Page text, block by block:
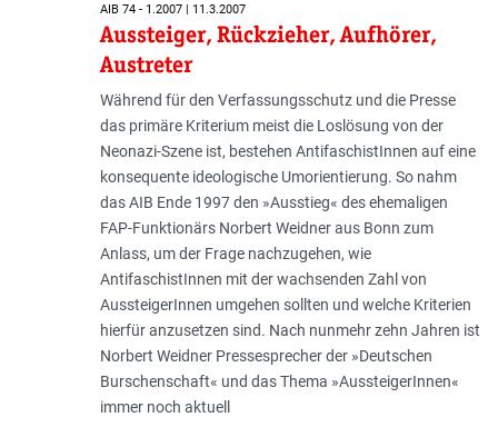
AIB 74 - 1.2007 | 11.3.2007
Aussteiger, Rückzieher, Aufhörer,
Austreter
Während für den Verfassungsschutz und die Presse
das primäre Kriterium meist die Loslösung von der
Neonazi-Szene ist, bestehen AntifaschistInnen auf eine
konsequente ideologische Umorientierung. So nahm
das AIB Ende 1997 den »Ausstieg« des ehemaligen
FAP-Funktionärs Norbert Weidner aus Bonn zum
Anlass, um der Frage nachzugehen, wie
AntifaschistInnen mit der wachsenden Zahl von
AussteigerInnen umgehen sollten und welche Kriterien
hierfür anzusetzen sind. Nach nunmehr zehn Jahren ist
Norbert Weidner Pressesprecher der »Deutschen
Burschenschaft« und das Thema »AussteigerInnen«
immer noch aktuell